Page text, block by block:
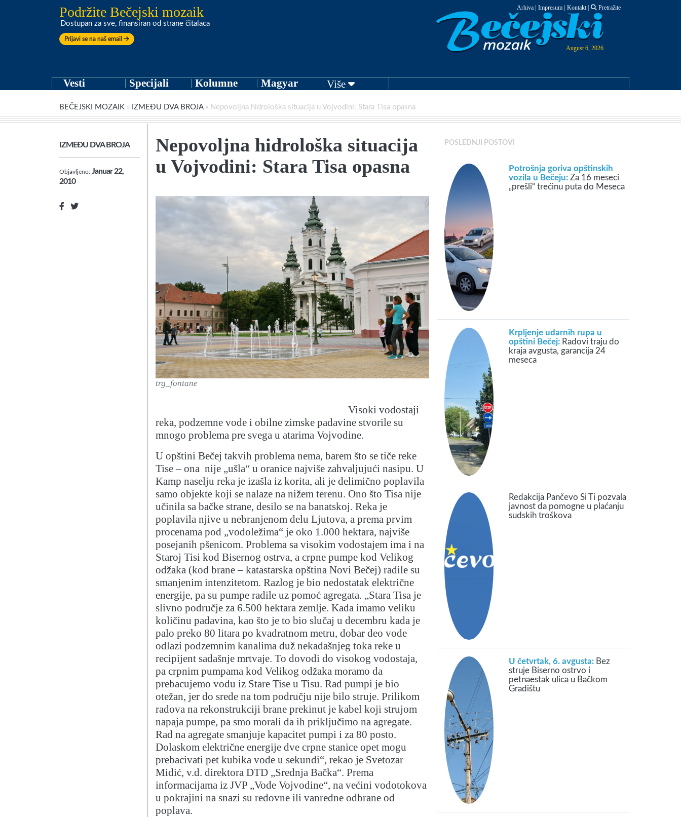
Podržite Bečejski mozaik
Dostupan za sve, finansiran od strane čitalaca
Prijavi se na naš email
Arhiva Impresum Kontakt| Pretražite
August 6, 2026
Vesti Specijali Kolumne Magyar Više
BEČEJSKI MOZAIK » IZMEĐU DVA BROJA» Nepovoljna hidrološka situacija u Vojvodini: Stara Tisa opasna
IZMEĐU DVA BROJA
Objavljeno: Januar 22,
2010
Nepovoljna hidrološka situacija
u Vojvodini: Stara Tisa opasna
trg_fontane
Visoki vodostaji
reka, podzemne vode i obilne zimske padavine stvorile su
mnogo problema pre svega u atarima Vojvodine.
U opštini Bečej takvih problema nema, barem što se tiče reke
Tise – ona nije „ušla“ u oranice najviše zahvaljujući nasipu. U
Kamp naselju reka je izašla iz korita, ali je delimično poplavila
samo objekte koji se nalaze na nižem terenu. Ono što Tisa nije
učinila sa bačke strane, desilo se na banatskoj. Reka je
poplavila njive u nebranjenom delu Ljutova, a prema prvim
procenama pod „vodoležima“ je oko 1.000 hektara, najviše
posejanih pšenicom. Problema sa visokim vodostajem ima i na
Staroj Tisi kod Bisernog ostrva, a crpne pumpe kod Velikog
odžaka (kod brane – katastarska opština Novi Bečej) radile su
smanjenim intenzitetom. Razlog je bio nedostatak električne
energije, pa su pumpe radile uz pomoć agregata. „Stara Tisa je
slivno područje za 6.500 hektara zemlje. Kada imamo veliku
količinu padavina, kao što je to bio slučaj u decembru kada je
palo preko 80 litara po kvadratnom metru, dobar deo vode
odlazi podzemnim kanalima duž nekadašnjeg toka reke u
recipijent sadašnje mrtvaje. To dovodi do visokog vodostaja,
pa crpnim pumpama kod Velikog odžaka moramo da
prebacujemo vodu iz Stare Tise u Tisu. Rad pumpi je bio
otežan, jer do srede na tom području nije bilo struje. Prilikom
radova na rekonstrukciji brane prekinut je kabel koji strujom
napaja pumpe, pa smo morali da ih priključimo na agregate.
Rad na agregate smanjuje kapacitet pumpi i za 80 posto.
Dolaskom električne energije dve crpne stanice opet mogu
prebacivati pet kubika vode u sekundi“, rekao je Svetozar
Midić, v.d. direktora DTD „Srednja Bačka“. Prema
informacijama iz JVP „Vode Vojvodine“, na većini vodotokova
u pokrajini na snazi su redovne ili vanredne odbrane od
poplava.
POSLEDNJI POSTOVI
Potrošnja goriva opštinskih
vozila u Bečeju: Za 16 meseci
„prešli“ trećinu puta do Meseca
Krpljenje udarnih rupa u
opštini Bečej: Radovi traju do
kraja avgusta, garancija 24
meseca
Redakcija Pančevo Si Ti pozvala
javnost da pomogne u plaćanju
sudskih troškova
U četvrtak, 6. avgusta: Bez
struje Biserno ostrvo i
petnaestak ulica u Bačkom
Gradištu